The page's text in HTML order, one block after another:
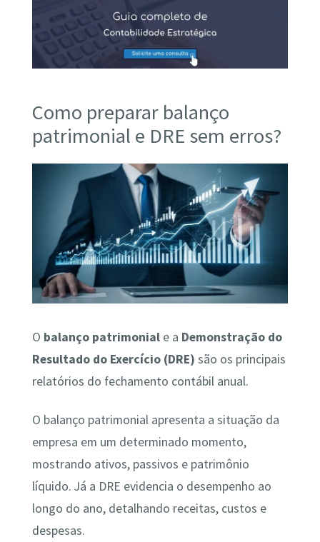
Como preparar balanço
patrimonial e DRE sem erros?
O balanço patrimoniale a Demonstração do
Resultado do Exercício (DRE) são os principais
relatórios do fechamento contábil anual.
O balanço patrimonial apresenta a situação da
empresa em um determinado momento,
mostrando ativos, passivos e patrimônio
líquido. Já a DRE evidencia o desempenho ao
longo do ano, detalhando receitas, custos e
despesas.